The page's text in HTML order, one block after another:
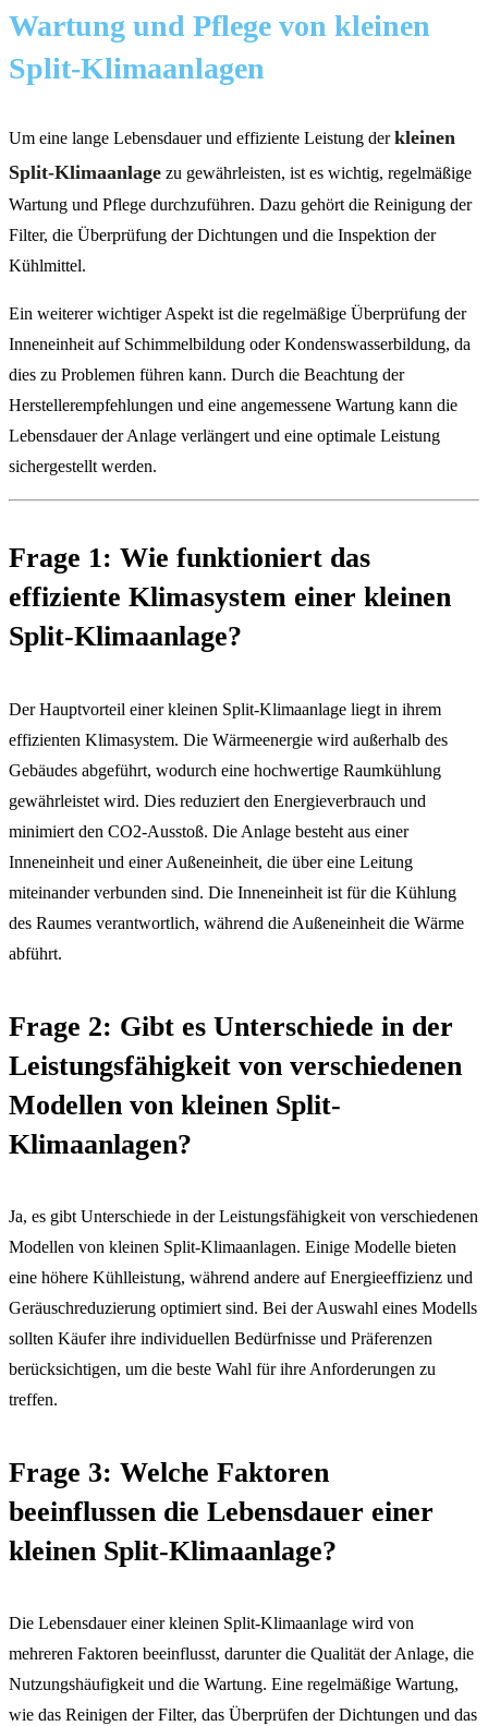
Wartung und Pflege von kleinen
Split-Klimaanlagen
Um eine lange Lebensdauer und effiziente Leistung derkleinen
Split-Klimaanlage zu gewährleisten, ist es wichtig, regelmäßige
Wartung und Pflege durchzuführen. Dazu gehört die Reinigung der
Filter, die Überprüfung der Dichtungen und die Inspektion der
Kühlmittel.
Ein weiterer wichtiger Aspekt ist die regelmäßige Überprüfung der
Inneneinheit auf Schimmelbildung oder Kondenswasserbildung, da
dies zu Problemen führen kann. Durch die Beachtung der
Herstellerempfehlungen und eine angemessene Wartung kann die
Lebensdauer der Anlage verlängert und eine optimale Leistung
sichergestellt werden.
Frage 1: Wie funktioniert das
effiziente Klimasystem einer kleinen
Split-Klimaanlage?
Der Hauptvorteil einer kleinen Split-Klimaanlage liegt in ihrem
effizienten Klimasystem. Die Wärmeenergie wird außerhalb des
Gebäudes abgeführt, wodurch eine hochwertige Raumkühlung
gewährleistet wird. Dies reduziert den Energieverbrauch und
minimiert den CO2-Ausstoß. Die Anlage besteht aus einer
Inneneinheit und einer Außeneinheit, die über eine Leitung
miteinander verbunden sind. Die Inneneinheit ist für die Kühlung
des Raumes verantwortlich, während die Außeneinheit die Wärme
abführt.
Frage 2: Gibt es Unterschiede in der
Leistungsfähigkeit von verschiedenen
Modellen von kleinen Split-
Klimaanlagen?
Ja, es gibt Unterschiede in der Leistungsfähigkeit von verschiedenen
Modellen von kleinen Split-Klimaanlagen. Einige Modelle bieten
eine höhere Kühlleistung, während andere auf Energieeffizienz und
Geräuschreduzierung optimiert sind. Bei der Auswahl eines Modells
sollten Käufer ihre individuellen Bedürfnisse und Präferenzen
berücksichtigen, um die beste Wahl für ihre Anforderungen zu
treffen.
Frage 3: Welche Faktoren
beeinflussen die Lebensdauer einer
kleinen Split-Klimaanlage?
Die Lebensdauer einer kleinen Split-Klimaanlage wird von
mehreren Faktoren beeinflusst, darunter die Qualität der Anlage, die
Nutzungshäufigkeit und die Wartung. Eine regelmäßige Wartung,
wie das Reinigen der Filter, das Überprüfen der Dichtungen und das